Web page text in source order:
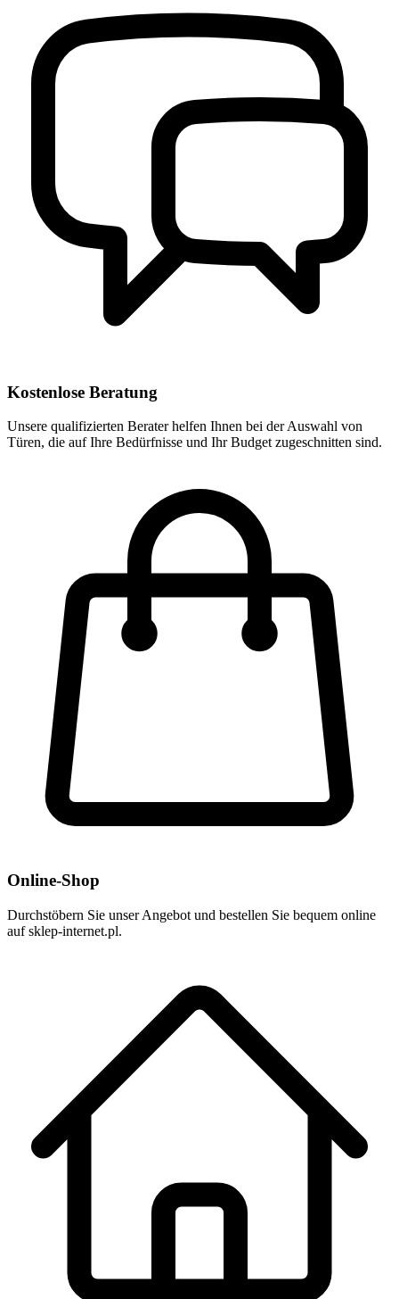
Kostenlose Beratung
Unsere qualifizierten Berater helfen Ihnen bei der Auswahl von
Türen, die auf Ihre Bedürfnisse und Ihr Budget zugeschnitten sind.
Online-Shop
Durchstöbern Sie unser Angebot und bestellen Sie bequem online
auf sklep-internet.pl.